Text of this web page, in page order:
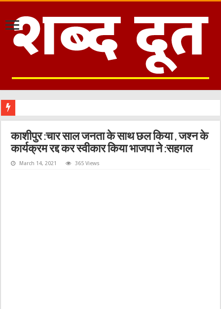
काशीपुर :चार साल जनता के साथ छल किया , जश्न के
कार्यक्रम रद्द कर स्वीकार किया भाजपा ने :सहगल
March 14, 2021 365 Views